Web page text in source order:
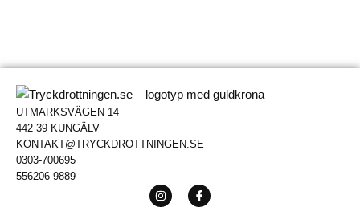
UTMARKSVÄGEN 14
442 39 KUNGÄLV
KONTAKT@TRYCKDROTTNINGEN.SE
0303-700695
556206-9889